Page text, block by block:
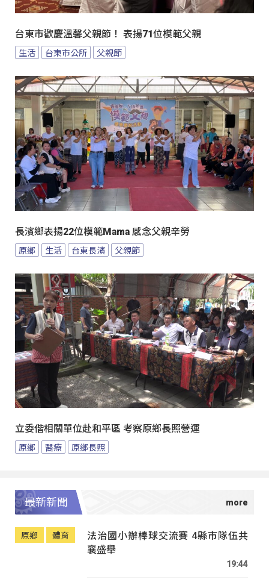
台東市歡慶溫馨父親節！ 表揚71位模範父親
生活 台東市公所 父親節
長濱鄉表揚22位模範Mama 感念父親辛勞
原鄉 生活 台東長濱 父親節
立委偕相關單位赴和平區 考察原鄉長照營運
原鄉 醫療 原鄉長照
最新新聞
原鄉 體育
法治國小辦棒球交流賽 4縣市隊伍共
襄盛舉
19:44